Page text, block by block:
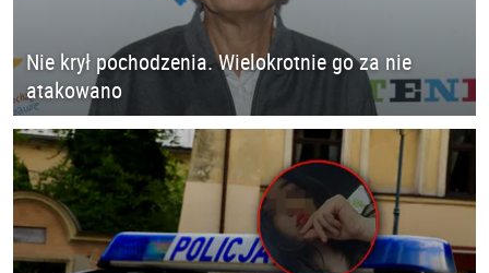
Nie krył pochodzenia. Wielokrotnie go za nie
atakowano